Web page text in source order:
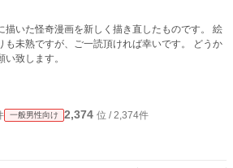
描いた怪奇漫画を新しく描き直したものです。 絵
未熟ですが、ご一読頂ければ幸いです。 どうか
い致します。
一般男性向け 2,374 位 / 2,374件